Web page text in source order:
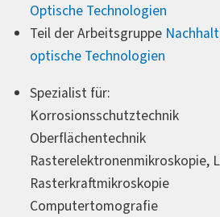
Optische Technologien
Teil der Arbeitsgruppe
optische Technologien
Spezialist für:
Korrosionsschutztechnik
Oberflächentechnik
Rasterelektronenmikroskopie,
Rasterkraftmikroskopie
Computertomografie